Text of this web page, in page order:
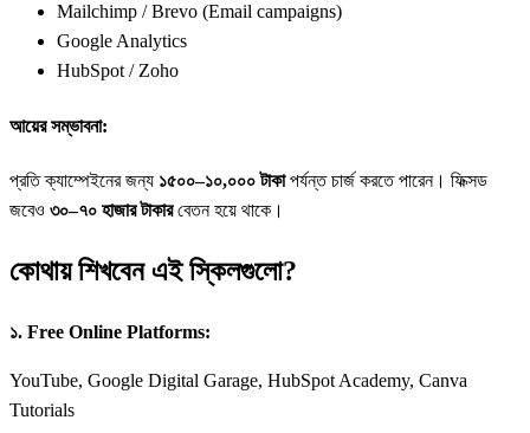
Mailchimp / Brevo (Email campaigns)
Google Analytics
HubSpot / Zoho
আয়ের সম্ভাবনা:
প্রতি ক্যাম্পেইনের জন্য ১৫০০–১০,০০০ টাকাপর্যন্ত চার্জ করতে পারেন। ফিক্সড
জবেও ৩০–৭০ হাজার টাকারবেতন হয়ে থাকে।
কোথায় শিখবেন এই স্কিলগুলো?
১. Free Online Platforms:
YouTube, Google Digital Garage, HubSpot Academy, Canva
Tutorials